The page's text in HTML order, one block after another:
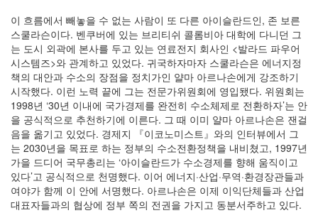
이 흐름에서 빼놓을 수 없는 사람이 또 다른 아이슬란드인, 존 보른
스쿨라슨이다. 벤쿠버에 있는 브리티쉬 콜롬비아 대학에 다니던 그
는 도시 외곽에 본사를 두고 있는 연료전지 회사인 <발라드 파우어
시스템즈>와 관계하고 있었다. 귀국하자마자 스쿨라슨은 에너지정
책의 대안과 수소의 장점을 정치가인 얄마 아르나손에게 강조하기
시작했다. 이런 노력 끝에 그는 전문가위원회에 영입됐다. 위원회는
1998년 ‘30년 이내에 국가경제를 완전히 수소체제로 전환하자’는 안
을 공식적으로 추천하기에 이른다. 그 때 이미 얄마 아르나손은 잰걸
음을 옮기고 있었다. 경제지 『이코노미스트』와의 인터뷰에서 그
는 2030년을 목표로 하는 정부의 수소전환정책을 내비쳤고, 1997년
가을 드디어 국무총리는 ‘아이슬란드가 수소경제를 향해 움직이고
있다’고 공식적으로 천명했다. 이어 에너지·산업·무역·환경장관들과
여야가 함께 이 안에 서명했다. 아르나손은 이제 이익단체들과 산업
대표자들과의 협상에 정부 쪽의 전권을 가지고 동분서주하고 있다.